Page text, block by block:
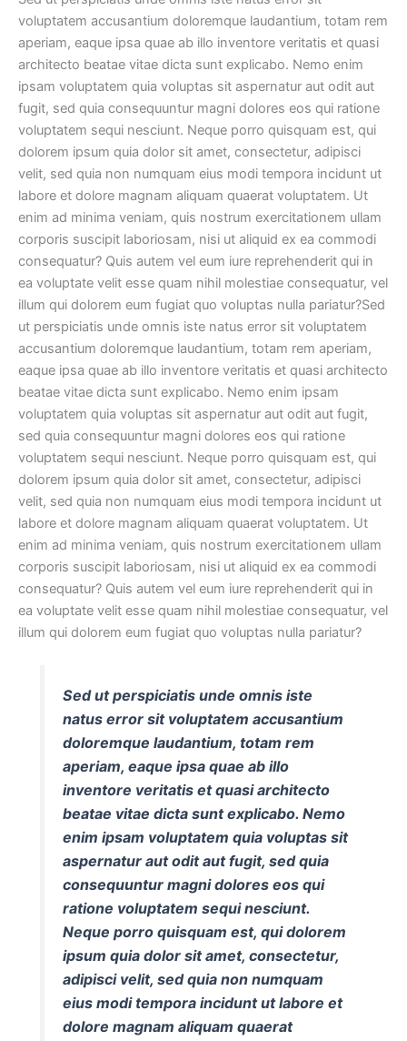
voluptatem accusantium doloremque laudantium, totam rem
aperiam, eaque ipsa quae ab illo inventore veritatis et quasi
architecto beatae vitae dicta sunt explicabo. Nemo enim
ipsam voluptatem quia voluptas sit aspernatur aut odit aut
fugit, sed quia consequuntur magni dolores eos qui ratione
voluptatem sequi nesciunt. Neque porro quisquam est, qui
dolorem ipsum quia dolor sit amet, consectetur, adipisci
velit, sed quia non numquam eius modi tempora incidunt ut
labore et dolore magnam aliquam quaerat voluptatem. Ut
enim ad minima veniam, quis nostrum exercitationem ullam
corporis suscipit laboriosam, nisi ut aliquid ex ea commodi
consequatur? Quis autem vel eum iure reprehenderit qui in
ea voluptate velit esse quam nihil molestiae consequatur, vel
illum qui dolorem eum fugiat quo voluptas nulla pariatur?Sed
ut perspiciatis unde omnis iste natus error sit voluptatem
accusantium doloremque laudantium, totam rem aperiam,
eaque ipsa quae ab illo inventore veritatis et quasi architecto
beatae vitae dicta sunt explicabo. Nemo enim ipsam
voluptatem quia voluptas sit aspernatur aut odit aut fugit,
sed quia consequuntur magni dolores eos qui ratione
voluptatem sequi nesciunt. Neque porro quisquam est, qui
dolorem ipsum quia dolor sit amet, consectetur, adipisci
velit, sed quia non numquam eius modi tempora incidunt ut
labore et dolore magnam aliquam quaerat voluptatem. Ut
enim ad minima veniam, quis nostrum exercitationem ullam
corporis suscipit laboriosam, nisi ut aliquid ex ea commodi
consequatur? Quis autem vel eum iure reprehenderit qui in
ea voluptate velit esse quam nihil molestiae consequatur, vel
illum qui dolorem eum fugiat quo voluptas nulla pariatur?
Sed ut perspiciatis unde omnis iste
natus error sit voluptatem accusantium
doloremque laudantium, totam rem
aperiam, eaque ipsa quae ab illo
inventore veritatis et quasi architecto
beatae vitae dicta sunt explicabo. Nemo
enim ipsam voluptatem quia voluptas sit
aspernatur aut odit aut fugit, sed quia
consequuntur magni dolores eos qui
ratione voluptatem sequi nesciunt.
Neque porro quisquam est, qui dolorem
ipsum quia dolor sit amet, consectetur,
adipisci velit, sed quia non numquam
eius modi tempora incidunt ut labore et
dolore magnam aliquam quaerat